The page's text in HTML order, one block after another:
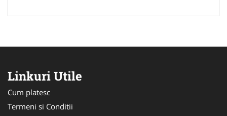
Linkuri Utile
Cum platesc
Termeni si Conditii